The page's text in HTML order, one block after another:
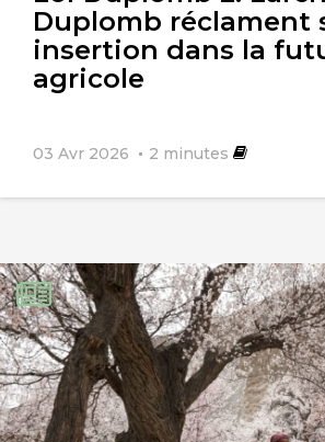
Duplomb réclament
insertion dans la
agricole
03 Avr 2026 2 minutes